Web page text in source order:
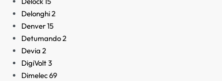
Delonghi2
Denver15
Detumando2
Devia 2
DigiVolt3
Dimelec69